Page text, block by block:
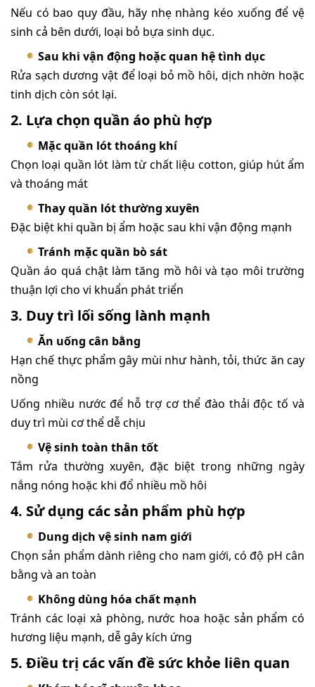
Nếu có bao quy đầu, hãy nhẹ nhàng kéo xuống để vệ
sinh cả bên dưới, loại bỏ bựa sinh dục.
Sau khi vận động hoặc quan hệ tình dục
Rửa sạch dương vật để loại bỏ mồ hôi, dịch nhờn hoặc
tinh dịch còn sót lại.
2. Lựa chọn quần áo phù hợp
Mặc quần lót thoáng khí
Chọn loại quần lót làm từ chất liệu cotton, giúp hút ẩm
và thoáng mát
Thay quần lót thường xuyên
Đặc biệt khi quần bị ẩm hoặc sau khi vận động mạnh
Tránh mặc quần bò sát
Quần áo quá chật làm tăng mồ hôi và tạo môi trường
thuận lợi cho vi khuẩn phát triển
3. Duy trì lối sống lành mạnh
Ăn uống cân bằng
Hạn chế thực phẩm gây mùi như hành, tỏi, thức ăn cay
nồng
Uống nhiều nước để hỗ trợ cơ thể đào thải độc tố và
duy trì mùi cơ thể dễ chịu
Vệ sinh toàn thân tốt
Tắm rửa thường xuyên, đặc biệt trong những ngày
nắng nóng hoặc khi đổ nhiều mồ hôi
4. Sử dụng các sản phẩm phù hợp
Dung dịch vệ sinh nam giới
Chọn sản phẩm dành riêng cho nam giới, có độ pH cân
bằng và an toàn
Không dùng hóa chất mạnh
Tránh các loại xà phòng, nước hoa hoặc sản phẩm có
hương liệu mạnh, dễ gây kích ứng
5. Điều trị các vấn đề sức khỏe liên quan